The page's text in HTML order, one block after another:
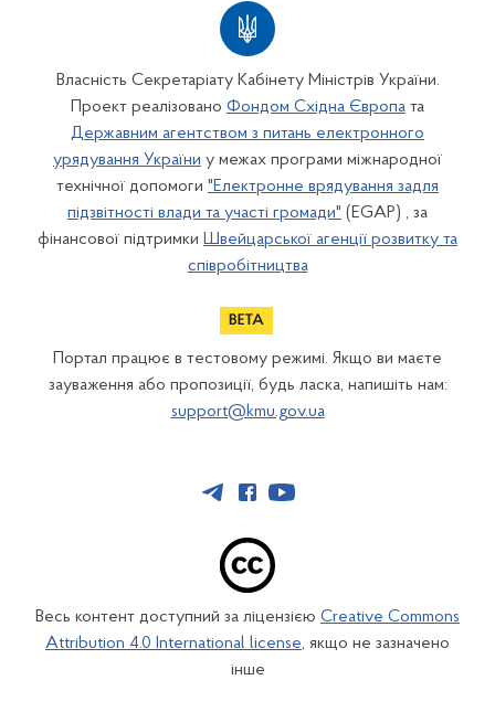
Власність Секретаріату Кабінету Міністрів України.
Проект реалізовано Фондом Східна Європа та
Державним агентством з питань електронного
урядування України у межах програми міжнародної
технічної допомоги "Електронне врядування задля
підзвітності влади та участі громади" (EGAP) , за
фінансової підтримки Швейцарської агенції розвитку та
співробітництва
Портал працює в тестовому режимі. Якщо ви маєте
зауваження або пропозиції, будь ласка, напишіть нам:
support@kmu.gov.ua
Весь контент доступний за ліцензією Creative Commons
Attribution 4.0 International license, якщо не зазначено
інше